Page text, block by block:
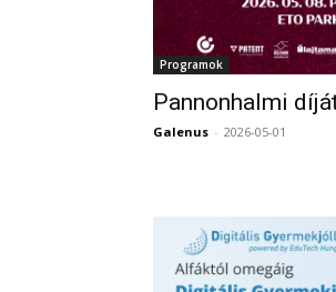
Programok
Pannonhalmi
Galenus - 2026-05-01